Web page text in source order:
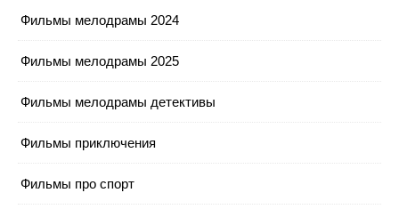
Фильмы мелодрамы 2024
Фильмы мелодрамы 2025
Фильмы мелодрамы детективы
Фильмы приключения
Фильмы про спорт